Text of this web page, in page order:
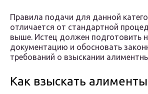
Правила подачи для данной
отличается от стандартной
выше. Истец должен подготовить
документацию и обосновать
требований о взыскании
Как взыскать алименты